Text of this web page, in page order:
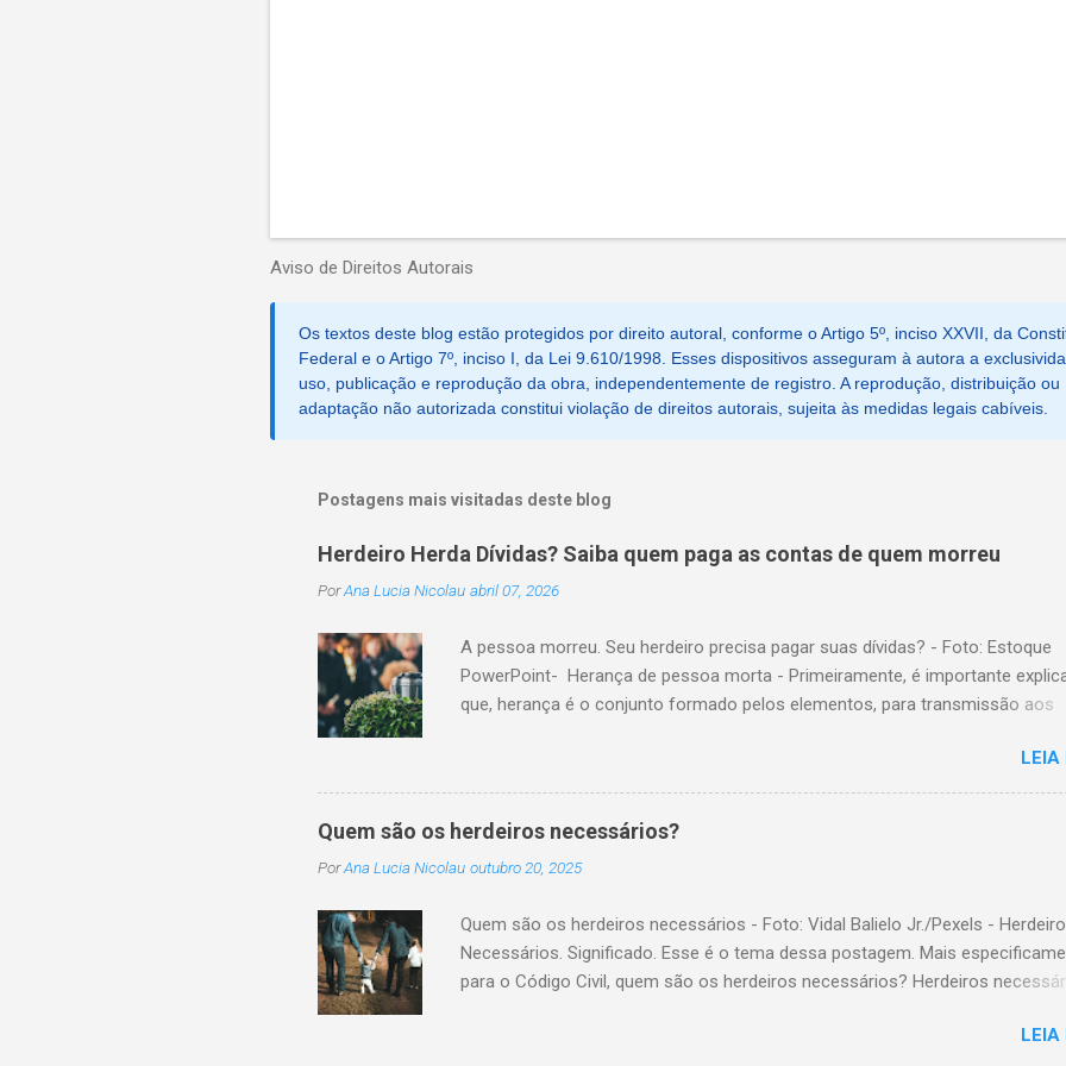
Aviso de Direitos Autorais
Os textos deste blog estão protegidos por direito autoral, conforme o Artigo 5º, inciso XXVII, da
Federal e o Artigo 7º, inciso I, da Lei 9.610/1998. Esses dispositivos asseguram à autora a
uso, publicação e reprodução da obra, independentemente de registro. A reprodução, distribuição ou
adaptação não autorizada constitui violação de direitos autorais, sujeita às medidas legais cabíveis.
Postagens mais visitadas deste blog
Herdeiro Herda Dívidas? Saiba quem paga as contas de quem morreu
PorAna Lucia Nicolau abril 07, 2026
A pessoa morreu. Seu herdeiro precisa pagar suas dívidas? - Foto: Estoque
PowerPoint- Herança de pessoa morta - Primeiramente, é importante
que, herança é o conjunto formado pelos elementos, para transmissão aos
monetária, como, por exemplo, bens imóveis; B) negativos; ou seja,
não cumpridas, como, por exemplo, dívidas em dinheiro. Por isso, tem
a conclusão de que, quem herda crédito, também, herda débito. A
legítima ou testamentária. A sucessão legítima é a prevista em lei, para a
sucessão testamentária visa dar cumprimento à manifestação de última
da pessoa falecida, feita através de testamento. O herdeiro é responsável
pagamento de dívida deixada pela pessoa falecida de quem está...
LEIA
Quem são os herdeiros necessários?
PorAna Lucia Nicolau outubro 20, 2025
Quem são os herdeiros necessários - Foto: Vidal Balielo Jr./Pexels -
Necessários. Significado. Esse é o tema dessa postagem. Mais
para o Código Civil, quem são os herdeiros necessários? Herdeiros
na existência de testamento . Nesse sentido, o nosso Código Civil, no artigo
LEIA